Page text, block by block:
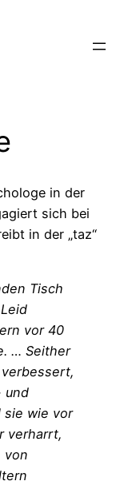
in der
sich bei
in der „taz“
Tisch
vor 40
… Seither
und
sie wie vor
verharrt,
von